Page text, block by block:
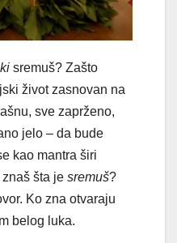
sremuš? Zašto
život zasnovan na
sve zaprženo,
jelo – da bude
kao mantra širi
šta je sremuš?
Ko zna otvaraju
belog luka.